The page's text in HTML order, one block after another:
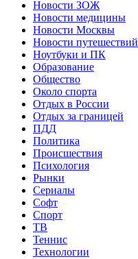
Новости ЗОЖ
Новости медицины
Новости Москвы
Новости путешествий
Ноутбуки и ПК
Образование
Общество
Около спорта
Отдых в России
Отдых за границей
ПДД
Политика
Происшествия
Психология
Рынки
Сериалы
Софт
Спорт
ТВ
Теннис
Технологии